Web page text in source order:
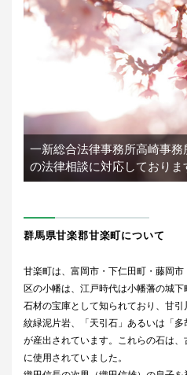
一新総合法律事務所高崎事務
の法律相談に対応しておりま
群馬県甘楽郡甘楽町について
甘楽町は、富岡市・下仁田町・藤岡
区の小幡は、江戸時代は小幡藩の城下
石材の宝庫として知られており、甘
紋緑泥片岩、「天引石」あるいは「
が産出されています。これらの石は
に使用されていました。